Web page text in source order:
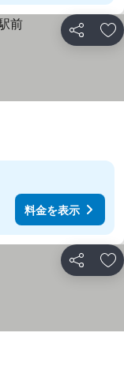
シェア お
料金を表示
シェア お